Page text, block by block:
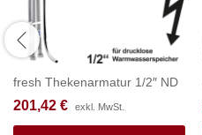
fresh Thekenarmatur 1/2″ ND
201,42 € exkl. MwSt.